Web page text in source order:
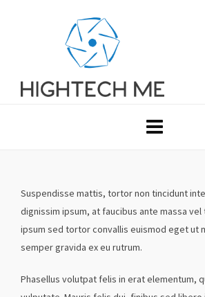
Suspendisse mattis, tortor non tincidunt
dignissim ipsum, at faucibus ante massa
ipsum sed tortor convallis euismod eget ut
semper gravida ex eu rutrum.
Phasellus volutpat felis in erat elementum,